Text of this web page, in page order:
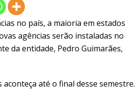
no país, a maioria em estados
agências serão instaladas no
da entidade, Pedro Guimarães,
até o final desse semestre.